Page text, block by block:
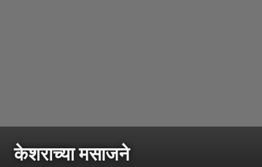
केशराच्या मसाजने